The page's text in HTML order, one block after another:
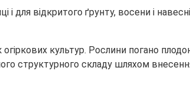
культур. Рослини погано
структурного складу шляхом